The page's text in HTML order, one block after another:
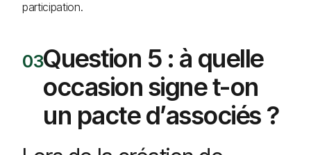
participation.
Question 5 : à quelle
occasion signe t-on
un pacte d’associés ?